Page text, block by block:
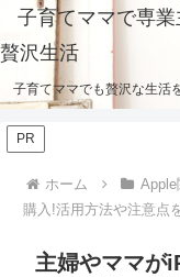
子育てママで専
贅沢生活
子育てママでも贅沢な生活
PR
ホーム Apple
購入!活用方法や注意点
主婦やママが